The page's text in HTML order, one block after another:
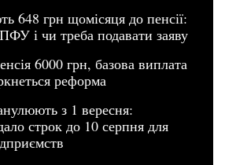
648 грн щомісяця до пенсії:
і чи треба подавати заяву
6000 грн, базова виплата
реформа
з 1 вересня:
строк до 10 серпня для